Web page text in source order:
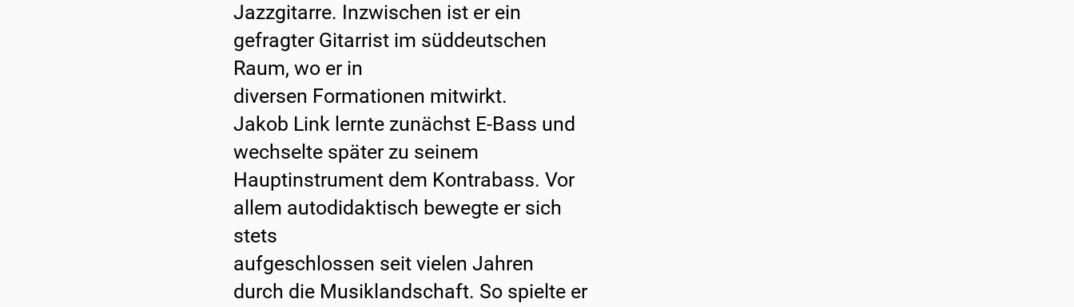
Jazzgitarre. Inzwischen ist er ein
gefragter Gitarrist im süddeutschen
Raum, wo er in
diversen Formationen mitwirkt.
Jakob Link lernte zunächst E-Bass und
wechselte später zu seinem
Hauptinstrument dem Kontrabass. Vor
allem autodidaktisch bewegte er sich
stets
aufgeschlossen seit vielen Jahren
durch die Musiklandschaft. So spielte er